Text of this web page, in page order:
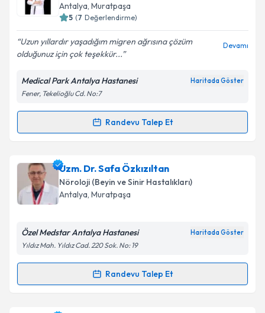
Antalya, Muratpaşa
5 (7 Değerlendirme)
Uzun yıllardır yaşadığım migren ağrısına çözüm
olduğunuz için çok teşekkür...
Devamı
Medical Park Antalya Hastanesi Haritada Göster
Fener, Tekelioğlu Cd. No:7
Randevu Talep Et
Randevu Takvimi Talebi
Uzm. Dr. Nurgül Uzuniçin randevu takvimi talebi
oluşturun. Size bu uzmandan randevu almanız için bir
takvim hazırlandığında e-posta ile bilgilendireceğiz.
Kişisel verilerimin işlenmesine ilişkin
Metni'ni okudum ve kişisel verilerimin belirtilen
Uzm. Dr. Safa Özkızıltan
Nöroloji (Beyin ve Sinir Hastalıkları)
Antalya, Muratpaşa
Özel Medstar Antalya Hastanesi Haritada Göster
Yıldız Mah. Yıldız Cad. 220 Sok. No: 19
Randevu Talep Et
Randevu Takvimi Talebi